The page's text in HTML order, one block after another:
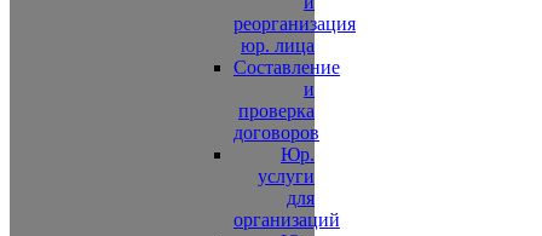
реорганизация
юр. лица
Составление
и
проверка
договоров
Юр.
услуги
для
организаций